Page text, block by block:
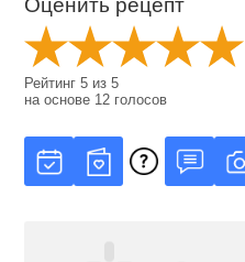
Рейтинг5 из5
на основе 12 голосов